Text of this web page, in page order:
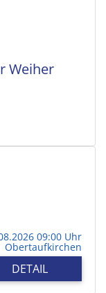
Weiher
09:00 Uhr
Obertaufkirchen
DETAIL